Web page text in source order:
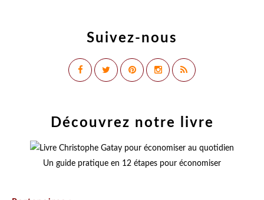
Suivez-nous
Découvrez notre livre
Un guide pratique en 12 étapes pour économiser